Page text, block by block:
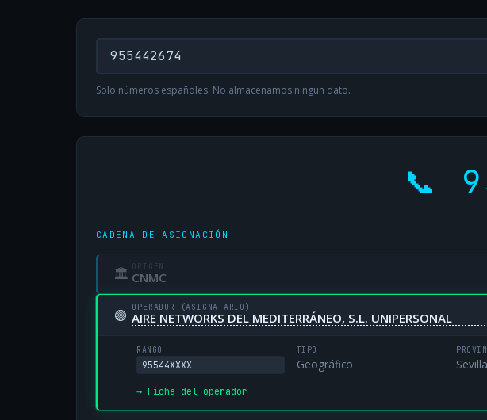
Solo números españoles. No almacenamos ningún dato.
📞
CADENA DE ASIGNACIÓN
🏛 ORIGEN
CNMC
🟢 OPERADOR (ASIGNATARIO)
AIRE NETWORKS DEL MEDITERRÁNEO, S.L. UNIPERSONAL
RANGO
95544XXXX
TIPO
Geográfico Sevilla
→ Ficha del operador